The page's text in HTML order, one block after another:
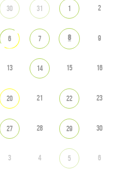
30 31 1 2
6 7 8 9
13 14 15 16
20 21 22 23
27 28 29 30
3 4 5 6